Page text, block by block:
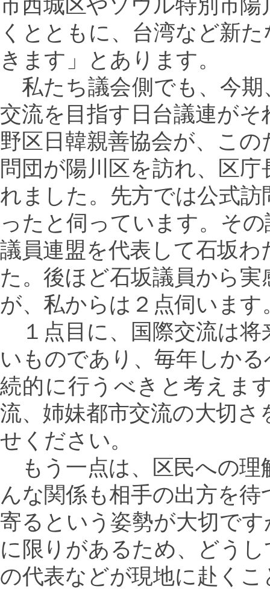
市西城区やソウル特別市
くとともに、台湾など新
きます」とあります。
私たち議会側でも、今期
交流を目指す日台議連が
野区日韓親善協会が、こ
問団が陽川区を訪れ、区
れました。先方では公式
ったと伺っています。そ
議員連盟を代表して石坂
た。後ほど石坂議員から
が、私からは２点伺います
１点目に、国際交流は将
いものであり、毎年しか
続的に行うべきと考えま
流、姉妹都市交流の大切
せください。
もう一点は、区民への理
んな関係も相手の出方を
寄るという姿勢が大切で
に限りがあるため、どう
の代表などが現地に赴く